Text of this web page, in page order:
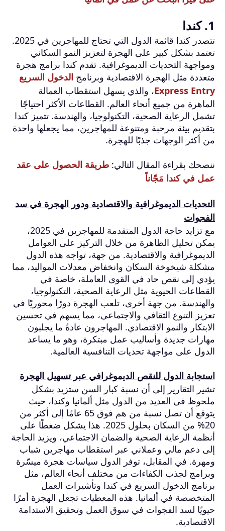
1. كندا
تتصدر كندا قائمة الدول التي تحتاج للمهاجرين في 2025.
تعتمد بشكل كبير على الهجرة لتعزيز النمو السكاني
ومواجهة التحديات الديموغرافية. تقدم كندا برامج هجرة
متعددة مثل الهجرة الاقتصادية وبرنامج الدخول السريع
Express Entry، والذي يسهل استقطاب العمالة
الماهرة من جميع أنحاء العالم. القطاعات الأكثر احتياجًا
تشمل الرعاية الصحية، التكنولوجيا، والهندسة. تتميز كندا
بتقديم بيئة مرحبة ومتنوعة للمهاجرين، مما يجعلها واحدة
من أكثر الوجهات جذبًا للهجرة.
ننصحك بقراءة المقال التالي: طريقة الحصول على عقد
عمل في كندا مَجّاناً
التحديات الديموغرافية والاقتصادية ودور الهجرة في سد
الفجوات
مع تزايد حاجة الدول المتقدمة للمهاجرين في 2025،
يمكن تحليل الظاهرة من خلال التركيز على العوامل
الديموغرافية والاقتصادية. من جهة، تواجه هذه الدول
مشكلة شيخوخة السكان وانخفاض معدلات المواليد، مما
يؤدي إلى نقص حاد في القوى العاملة، خاصة في
القطاعات الحيوية مثل الرعاية الصحية، التكنولوجيا،
والهندسة. من جهة أخرى، تلعب الهجرة دورًا محوريًا في
تعزيز التنوع الثقافي والاجتماعي، مما يسهم في تحسين
الابتكار والنمو الاقتصادي. المهاجرون عادةً ما يجلبون
مهارات جديدة وأساليب عمل مبتكرة، وهو ما يساعد
الدول على مواجهة تحديات التنافسية العالمية.
استجابة الدول للنقص الديموغرافي عبر تسهيل الهجرة
تشير التقارير إلى أن نسبة كبار السن ستزيد بشكل
ملحوظ في العديد من الدول مثل ألمانيا وكندا، حيث
يتوقع أن تصل نسبة من هم فوق 65 عامًا إلى أكثر من
20% من السكان بحلول 2025. هذا يشكل ضغطًا على
أنظمة الرعاية الصحية والضمان الاجتماعي، ويزيد الحاجة
إلى دعم مالي وعملاني عبر استقطاب مهاجرين شباب
ومهرة. في المقابل، توفر الدول سياسات هجرة ميسّرة
وبرامج لجذب الكفاءات من مختلف أنحاء العالم، مثل
برنامج الدخول السريع في كندا وتأشيرات العمل
المتخصصة في ألمانيا. هذه المعطيات تجعل الهجرة أمرًا
حيويًا لسد الفجوات في سوق العمل وتحقيق الاستدامة
الاقتصادية.